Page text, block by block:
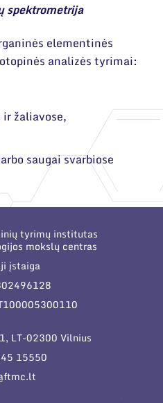
spektrometrija
elementinės
analizės tyrimai:
žaliavose,
saugai svarbiose
tyrimų institutas
mokslų centras
įstaiga
LT-02300 Vilnius
15550